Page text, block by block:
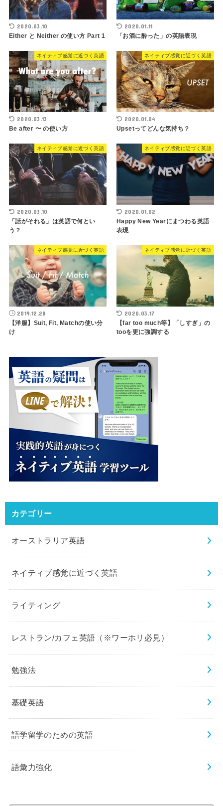
2020.03.10
Either と Neither の使い方 Part 1
2020.01.11
「お酒に酔った」の英語表現
ネイティブ感覚に近づく英語
2020.03.13
Be after 〜 の使い方
ネイティブ感覚に近づく英語
2020.01.04
Upsetってどんな気持ち？
ネイティブ感覚に近づく英語
2020.03.10
「話がそれる」は英語で何とい
う？
ネイティブ感覚に近づく英語
2020.01.02
Happy New Yearにまつわる英語
表現
ネイティブ感覚に近づく英語
2019.12.28
【洋服】Suit, Fit, Matchの使い分
け
ネイティブ感覚に近づく英語
2020.03.17
【far too much等】「しすぎ」の
tooを更に強調する
カテゴリー
オーストラリア英語
ネイティブ感覚に近づく英語
ライティング
レストラン/カフェ英語（※ワーホリ必見）
勉強法
基礎英語
語学留学のための英語
語彙力強化